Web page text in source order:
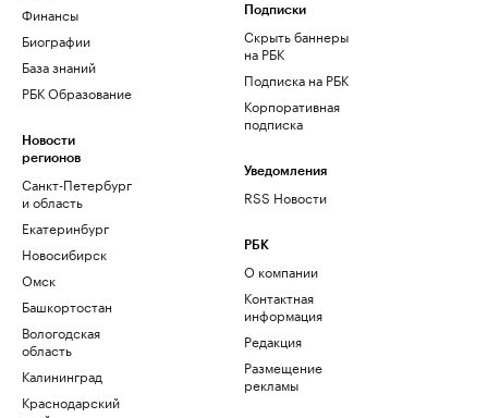
Финансы
Биографии
База знаний
РБК Образование
Новости
регионов
Санкт-Петербург
и область
Екатеринбург
Новосибирск
Омск
Башкортостан
Вологодская
область
Калининград
Краснодарский
Подписки
Скрыть баннеры
на РБК
Подписка на РБК
Корпоративная
подписка
Уведомления
RSS Новости
РБК
О компании
Контактная
информация
Редакция
Размещение
рекламы